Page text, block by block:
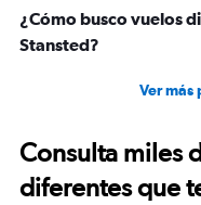
¿Cómo busco vuelos
Stansted?
Ver más
Consulta miles
diferentes que